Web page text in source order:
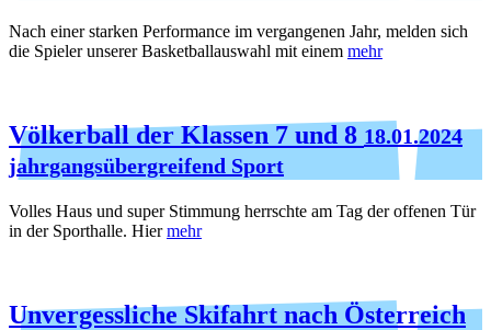
Nach einer starken Performance im vergangenen Jahr, melden sich
die Spieler unserer Basketballauswahl mit einem mehr
Völkerball der Klassen 7 und 8 18.01.2024
jahrgangsübergreifend Sport
Volles Haus und super Stimmung herrschte am Tag der offenen Tür
in der Sporthalle. Hiermehr
Unvergessliche Skifahrt nach Österreich